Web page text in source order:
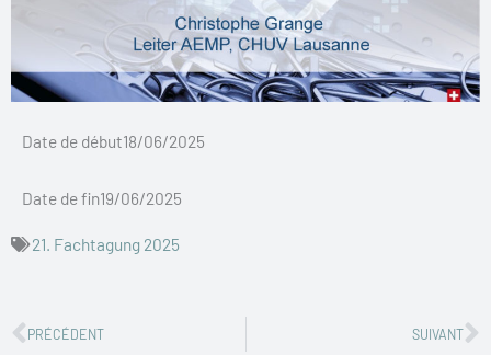
Date de début18/06/2025
Date de fin19/06/2025
21. Fachtagung 2025
Zurück
PRÉCÉDENT SUIVANT